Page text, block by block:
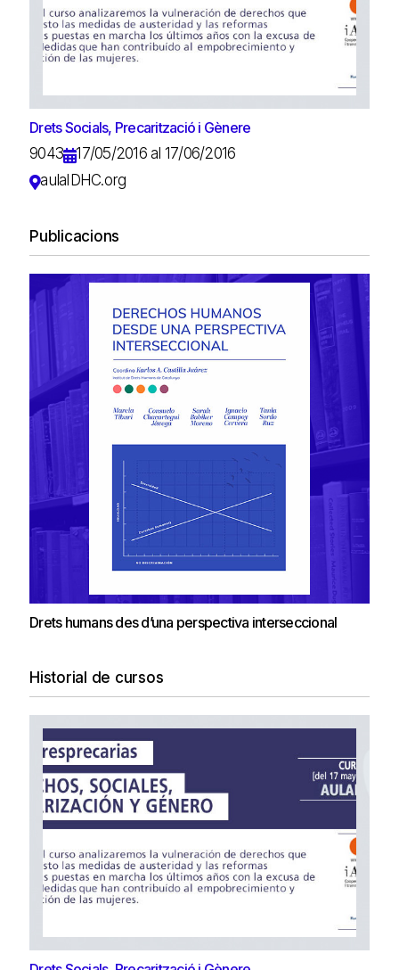
Drets Socials, Precarització i Gènere
9043
17/05/2016 al 17/06/2016
aulaIDHC.org
Publicacions
Drets humans des d’una perspectiva interseccional
Historial de cursos